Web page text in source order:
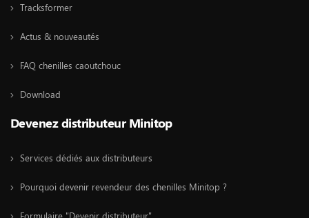
Tracksformer
Actus & nouveautés
FAQ chenilles caoutchouc
Download
Devenez distributeur Minitop
Services dédiés aux distributeurs
Pourquoi devenir revendeur des chenilles Minitop ?
Formulaire "Devenir distributeur"